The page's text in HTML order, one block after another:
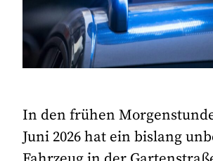
In den frühen
Juni 2026 hat ein bislang